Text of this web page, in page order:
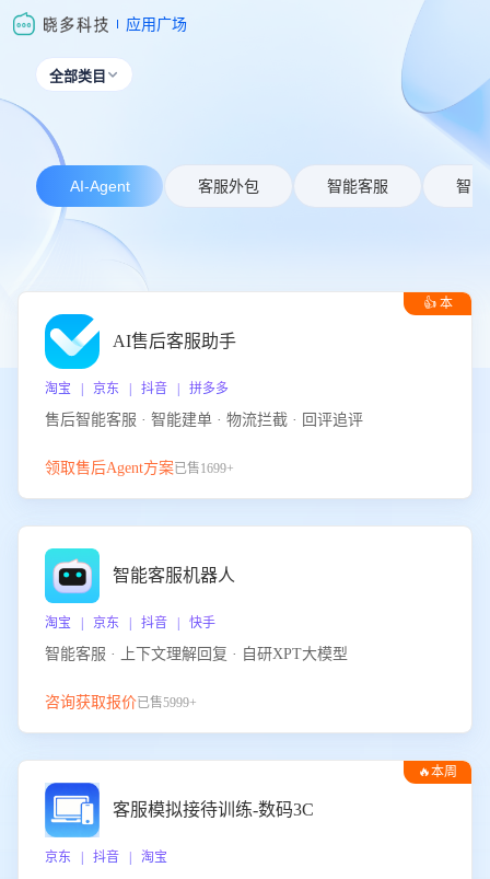
应用广场
全部类目 
AI-Agent 客服外包 智能客服 智能
👍 本
AI售后客服助手
淘宝 | 京东 | 抖音 | 拼多多
售后智能客服 · 智能建单 · 物流拦截 · 回评追评
领取售后Agent方案已售1699+
智能客服机器人
淘宝 | 京东 | 抖音 | 快手
智能客服 · 上下文理解回复 · 自研XPT大模型
咨询获取报价已售5999+
🔥本周
客服模拟接待训练-数码3C
京东 | 抖音 | 淘宝